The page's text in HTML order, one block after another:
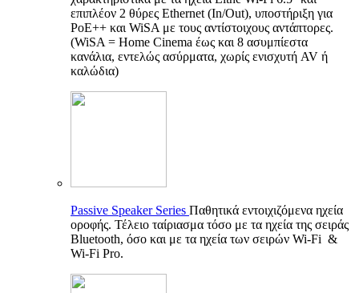
επιπλέον 2 θύρες Ethernet (In/Out), υποστήριξη για
PoE++ και WiSA με τους αντίστοιχους αντάπτορες.
(WiSA = Home Cinema έως και 8 ασυμπίεστα
κανάλια, εντελώς ασύρματα, χωρίς ενισχυτή AV ή
καλώδια)
Passive Speaker Series Παθητικά εντοιχιζόμενα ηχεία
οροφής. Τέλειο ταίριασμα τόσο με τα ηχεία της σειράς
Bluetooth, όσο και με τα ηχεία των σειρών Wi-Fi &
Wi-Fi Pro.